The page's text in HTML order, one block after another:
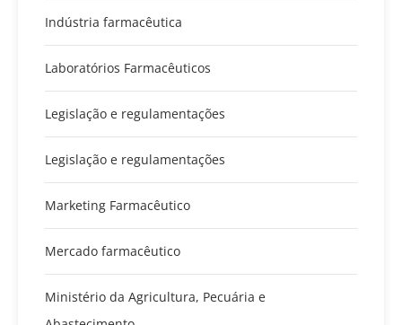
Indústria farmacêutica
Laboratórios Farmacêuticos
Legislação e regulamentações
Legislação e regulamentações
Marketing Farmacêutico
Mercado farmacêutico
Ministério da Agricultura, Pecuária e